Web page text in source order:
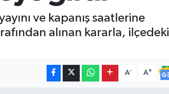
ve kapanış saatlerine
alınan kararla, ilçedeki
A- A+